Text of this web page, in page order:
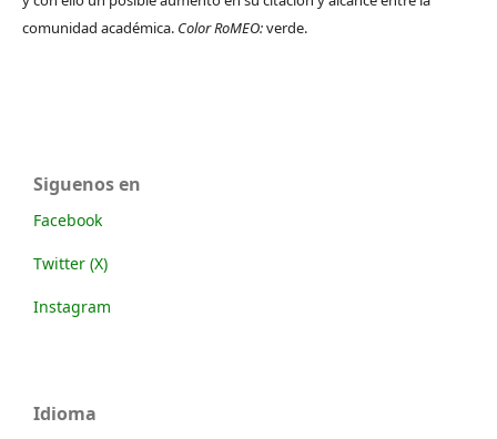
comunidad académica. Color RoMEO:verde.
Siguenos en
Facebook
Twitter (X)
Instagram
Idioma